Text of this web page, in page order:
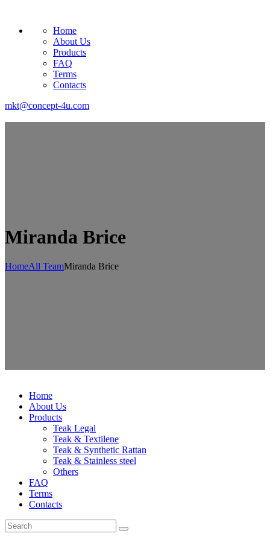
Home
About Us
Products
FAQ
Terms
Contacts
mkt@concept-4u.com
Miranda Brice
HomeAll TeamMiranda Brice
Home
About Us
Products
Teak Legal
Teak & Textilene
Teak & Synthetic Rattan
Teak & Stainless steel
Others
FAQ
Terms
Contacts